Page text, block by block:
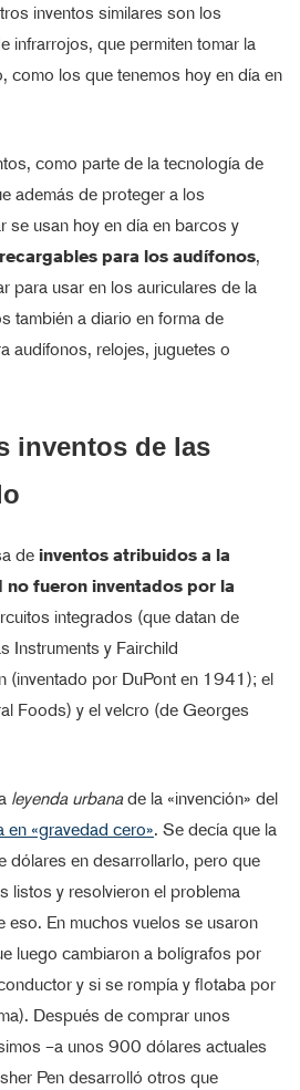
inventos similares son los
infrarrojos, que permiten tomar la
como los que tenemos hoy en día en
como parte de la tecnología de
además de proteger a los
se usan hoy en día en barcos y
para los audífonos,
para usar en los auriculares de la
también a diario en forma de
audífonos, relojes, juguetes o
inventos de las
de inventos atribuidos a la
no fueron inventados por la
integrados (que datan de
Instruments y Fairchild
(inventado por DuPont en 1941); el
Foods) y el velcro (de Georges
leyenda urbanade la «invención» del
en «gravedad cero». Se decía que la
dólares en desarrollarlo, pero que
listos y resolvieron el problema
eso. En muchos vuelos se usaron
luego cambiaron a bolígrafos por
y si se rompía y flotaba por
Después de comprar unos
–a unos 900 dólares actuales
Pen desarrolló otros que